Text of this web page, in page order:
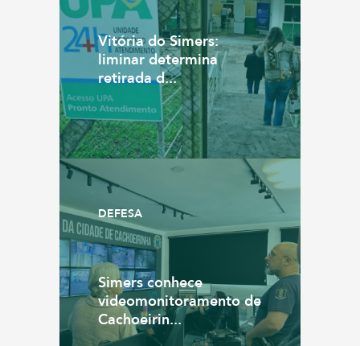
Vitória do Simers:
liminar determina
retirada d...
DEFESA
Simers conhece
videomonitoramento de
Cachoeirin...